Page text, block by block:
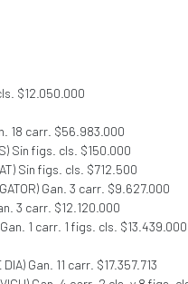
$12.050.000
18 carr. $56.983.000
Sin figs. cls. $150.000
Sin figs. cls. $712.500
Gan. 3 carr. $9.627.000
3 carr. $12.120.000
1 carr. 1 figs. cls. $13.439.000
Gan. 11 carr. $17.357.713